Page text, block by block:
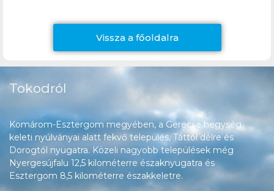
Vissza a főoldalra
Tokodról
Komárom-Esztergom megyében, a Gerecse hegység
keleti nyúlványai alatt fekvő település, Táttól délre és
Dorogtól nyugatra. Közeli nagyobb települések még
Nyergesújfalu 12,5 kilométerre északnyugatra és
Esztergom 8,5 kilométerre északkeletre.